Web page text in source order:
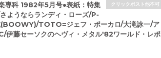
クリックポスト他不可
専科 1982年5月号●表紙：特集
ようならランディ・ローズ/P-
TOTO=ジェフ・ポーカロ/大滝詠一/ア
伊藤セーソクのヘヴィ・メタル'82ワールド・レポ